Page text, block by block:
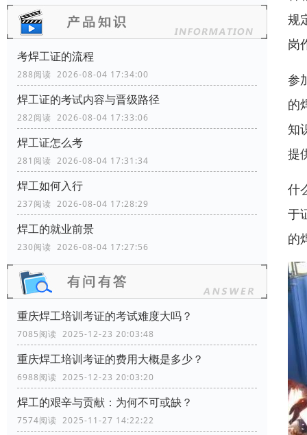
考焊工证的流程
288阅读 2026-08-04 17:34:00
焊工证的考试内容与晋级路径
282阅读 2026-08-04 17:33:06
焊工证怎么考
281阅读 2026-08-04 17:31:34
焊工如何入行
237阅读 2026-08-04 17:28:29
焊工的就业前景
230阅读 2026-08-04 17:27:56
重庆焊工培训考证的考试难度大吗？
7085阅读 2025-12-23 20:03:48
重庆焊工培训考证的费用大概是多少？
6988阅读 2025-12-23 20:03:20
焊工的艰辛与贡献：为何不可或缺？
7574阅读 2025-11-27 14:22:22
规
岗
参
的
知
提
什
于
的